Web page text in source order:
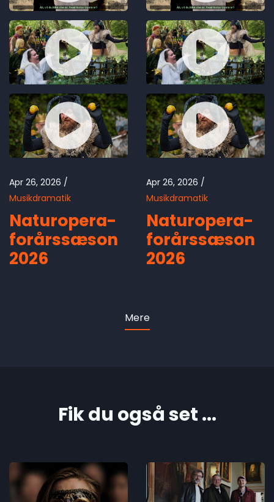
Apr 26, 2026
Musikdramatik
Naturopera-
forårssæson
2026
Apr 26, 2026
Musikdramatik
Naturopera-
forårssæson
2026
Mere
Fik du også set ...
Økonomisk
In Memory